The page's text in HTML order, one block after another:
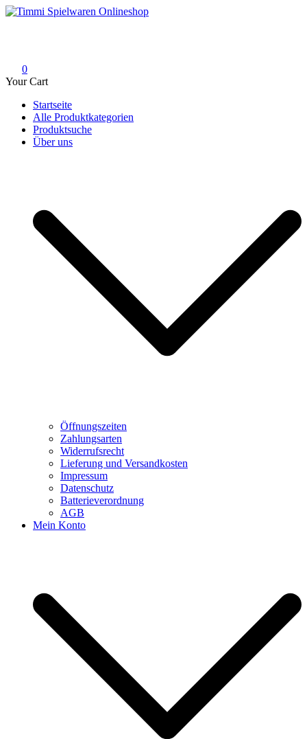
Skip
0
Your Cart
Startseite
Alle Produktkategorien
Produktsuche
Über uns
Öffnungszeiten
Zahlungsarten
Widerrufsrecht
Lieferung und Versandkosten
Impressum
Datenschutz
Batterieverordnung
AGB
Mein Konto